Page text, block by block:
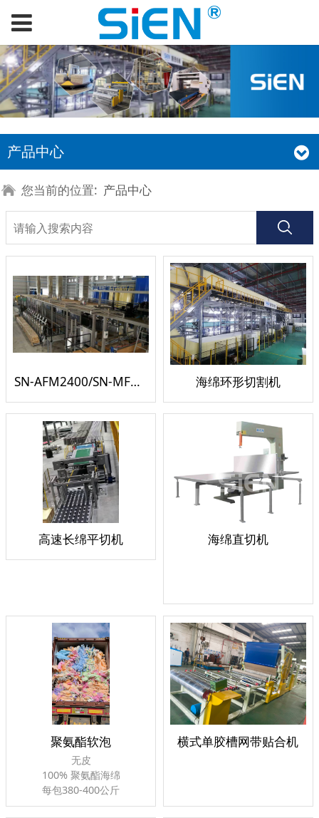
产品中心
您当前的位置: 产品中心
SN-AFM2400/SN-MFM2400/SN-HFM2400 海绵连续自动发泡机 海绵环形切割机
高速长绵平切机 海绵直切机
聚氨酯软泡
无皮
100% 聚氨酯海绵
每包380-400公斤
用于再生绵生产
横式单胶槽网带贴合机